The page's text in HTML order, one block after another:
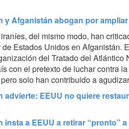
y Afganistán abogan por
del mismo modo, han
Estados Unidos en Afganistán.
del Tratado del Atlántico
con el pretexto de luchar contra
solo han contribuido a
advierte: EEUU no quiere
insta a EEUU a retirar “pronto”